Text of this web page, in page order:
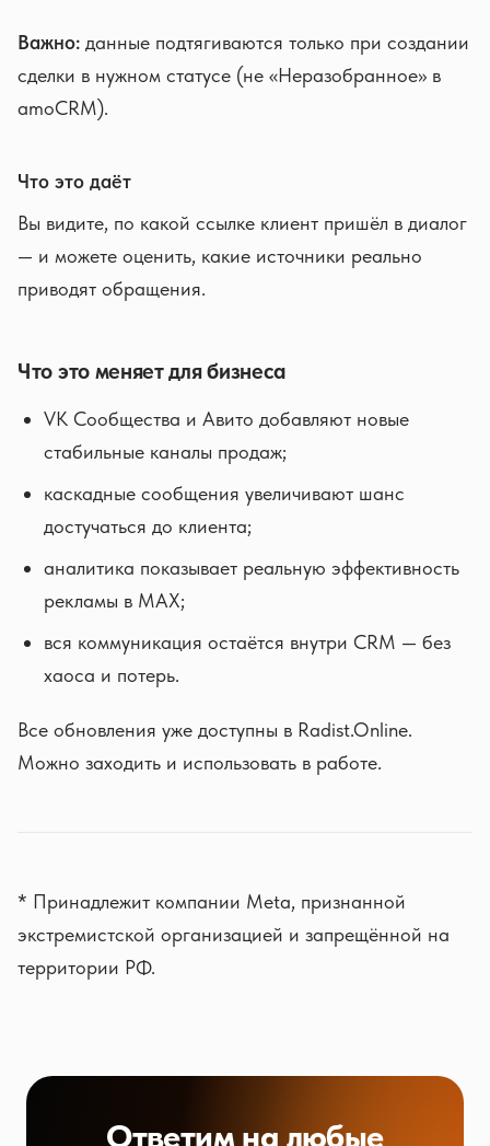
Важно: данные подтягиваются только при создании
сделки в нужном статусе (не «Неразобранное» в
amoCRM).
Что это даёт
Вы видите, по какой ссылке клиент пришёл в диалог
— и можете оценить, какие источники реально
приводят обращения.
Что это меняет для бизнеса
VK Сообщества и Авито добавляют новые
стабильные каналы продаж;
каскадные сообщения увеличивают шанс
достучаться до клиента;
аналитика показывает реальную эффективность
рекламы в MAX;
вся коммуникация остаётся внутри CRM — без
хаоса и потерь.
Все обновления уже доступны в Radist.Online.
Можно заходить и использовать в работе.
* Принадлежит компании Meta, признанной
экстремистской организацией и запрещённой на
территории РФ.
Ответим на любые